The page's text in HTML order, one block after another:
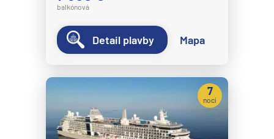
balkónová
Detail plavby Mapa
7
nocí